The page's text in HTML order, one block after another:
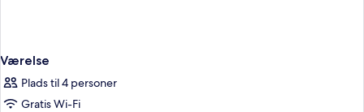
Værelse
Plads til 4 personer
Gratis Wi-Fi